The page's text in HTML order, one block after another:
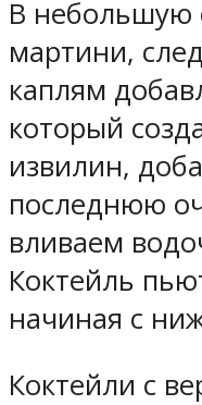
В небольшую
мартини,
каплям
который
извилин,
последнюю
вливаем
Коктейль
начиная с
Коктейли с